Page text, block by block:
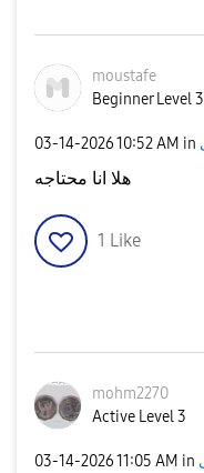
moustafe
Beginner Level 3
‎03-14-202610:52 AM in
هلا انا محتاجه
1 Like
mohm2270
Active Level 3
‎03-14-202611:05 AM in